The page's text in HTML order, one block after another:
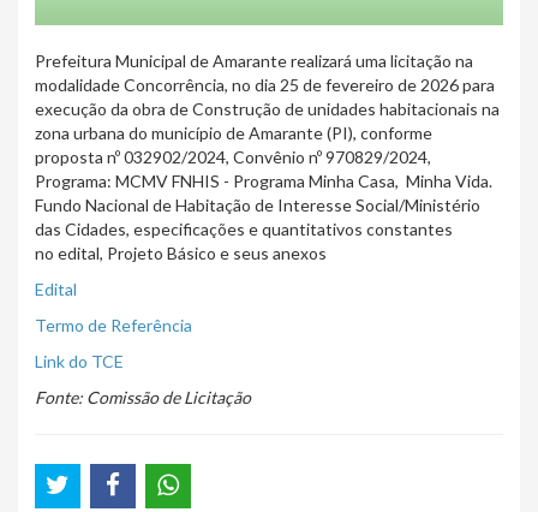
Prefeitura Municipal de Amarante realizará uma licitação na
modalidade Concorrência, no dia 25 de fevereiro de 2026 para
execução da obra de Construção de unidades habitacionais na
zona urbana do município de Amarante (PI), conforme
proposta nº 032902/2024, Convênio nº 970829/2024,
Programa: MCMV FNHIS - Programa Minha Casa, Minha Vida.
Fundo Nacional de Habitação de Interesse Social/Ministério
das Cidades, especificações e quantitativos constantes
no edital, Projeto Básico e seus anexos
Edital
Termo de Referência
Link do TCE
Fonte: Comissão de Licitação